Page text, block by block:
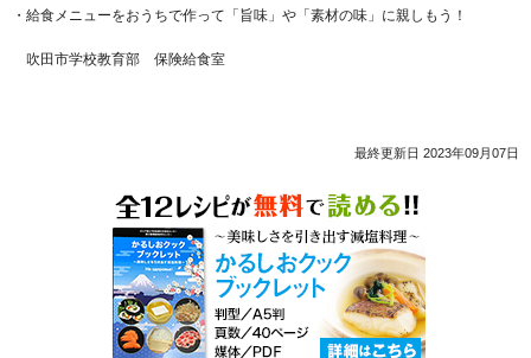
・給食メニューをおうちで作って「旨味」や「素材の味」に親しもう！
吹田市学校教育部 保険給食室
最終更新日 2023年09月07日